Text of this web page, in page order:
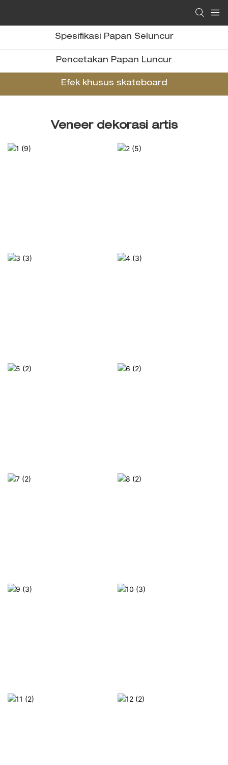
Spesifikasi Papan Seluncur
Pencetakan Papan Luncur
Efek khusus skateboard
Veneer dekorasi artis